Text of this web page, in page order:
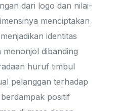
dari logo dan nilai-
menciptakan
identitas
dibanding
huruf timbul
pelanggan terhadap
positif